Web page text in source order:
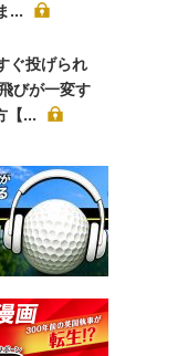
...
ぐ投げられ
びが一変す
【...